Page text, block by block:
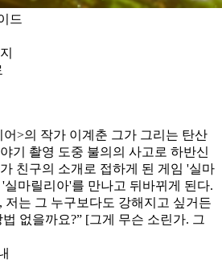
드
>의 작가 이계춘 그가 그리는 탄산
기 촬영 도중 불의의 사고로 하반신
친구의 소개로 접하게 된 게임 '실마
실마릴리아'를 만나고 뒤바뀌게 된다.
저는 그 누구보다도 강해지고 싶거든
없을까요?” [그게 무슨 소린가. 그